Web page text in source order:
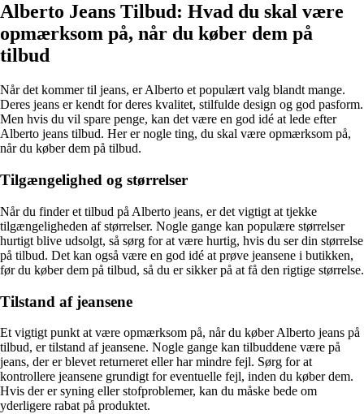
Alberto Jeans Tilbud: Hvad du skal være
opmærksom på, når du køber dem på
tilbud
Når det kommer til jeans, er Alberto et populært valg blandt mange.
Deres jeans er kendt for deres kvalitet, stilfulde design og god pasform.
Men hvis du vil spare penge, kan det være en god idé at lede efter
Alberto jeans tilbud. Her er nogle ting, du skal være opmærksom på,
når du køber dem på tilbud.
Tilgængelighed og størrelser
Når du finder et tilbud på Alberto jeans, er det vigtigt at tjekke
tilgængeligheden af størrelser. Nogle gange kan populære størrelser
hurtigt blive udsolgt, så sørg for at være hurtig, hvis du ser din størrelse
på tilbud. Det kan også være en god idé at prøve jeansene i butikken,
før du køber dem på tilbud, så du er sikker på at få den rigtige størrelse.
Tilstand af jeansene
Et vigtigt punkt at være opmærksom på, når du køber Alberto jeans på
tilbud, er tilstand af jeansene. Nogle gange kan tilbuddene være på
jeans, der er blevet returneret eller har mindre fejl. Sørg for at
kontrollere jeansene grundigt for eventuelle fejl, inden du køber dem.
Hvis der er syning eller stofproblemer, kan du måske bede om
yderligere rabat på produktet.